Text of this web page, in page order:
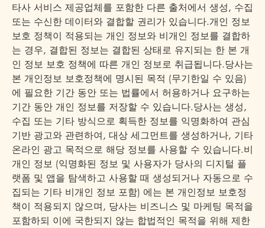
타사 서비스 제공업체를 포함한 다른 출처에서 생성, 수집
또는 수신한 데이터와 결합할 권리가 있습니다.개인 정보
보호 정책이 적용되는 개인 정보와 비개인 정보를 결합하
는 경우, 결합된 정보는 결합된 상태로 유지되는 한 본 개
인 정보 보호 정책에 따른 개인 정보로 취급됩니다.당사는
본 개인정보 보호정책에 명시된 목적 (무기한일 수 있음)
에 필요한 기간 동안 또는 법률에서 허용하거나 요구하는
기간 동안 개인 정보를 저장할 수 있습니다.당사는 생성,
수집 또는 기타 방식으로 획득한 정보를 익명화하여 관심
기반 광고와 관련하여, 대상 세그먼트를 생성하거나, 기타
온라인 광고 목적으로 해당 정보를 사용할 수 있습니다.비
개인 정보 (익명화된 정보 및 사용자가 당사의 디지털 플
랫폼 및 앱을 탐색하고 사용할 때 생성되거나 자동으로 수
집되는 기타 비개인 정보 포함) 에는 본 개인정보 보호정
책이 적용되지 않으며, 당사는 비즈니스 및 마케팅 목적을
포함하되 이에 국한되지 않는 합법적인 목적을 위해 제한